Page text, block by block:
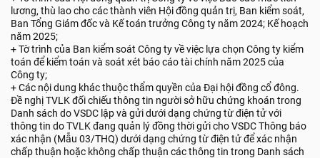
lương, thù lao cho các thành viên Hội đồng quản trị, Ban kiểm soát,
Ban Tổng Giám đốc và Kế toán trưởng Công ty năm 2024; Kế hoạch
năm 2025;
+ Tờ trình của Ban kiểm soát Công ty về việc lựa chọn Công ty kiểm
toán để kiểm toán và soát xét báo cáo tài chính năm 2025 của
Công ty;
+ Các nội dung khác thuộc thẩm quyền của Đại hội đồng cổ đông.
Đề nghị TVLK đối chiếu thông tin người sở hữu chứng khoán trong
Danh sách do VSDC lập và gửi dưới dạng chứng từ điện tử với
thông tin do TVLK đang quản lý đồng thời gửi cho VSDC Thông báo
xác nhận (Mẫu 03/THQ) dưới dạng chứng từ điện tử để xác nhận
chấp thuận hoặc không chấp thuận các thông tin trong Danh sách